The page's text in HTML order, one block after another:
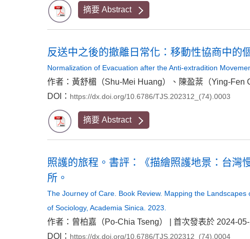
摘要 Abstract
反送中之後的撤離日常化：移動性協商中的
Normalization of Evacuation after the Anti-extradition
作者：黃舒楣（Shu-Mei Huang）、陳盈棻（Ying-
DOI： https://dx.doi.org/10.6786/TJS.202312_(74).0003
摘要 Abstract
照護的旅程。書評：《描繪照護地景：台灣
所。
The Journey of Care. Book Review. Mapping the
of Sociology, Academia Sinica. 2023.
作者：曾柏嘉（Po-Chia Tseng） | 首次發表於 2024-
DOI： https://dx.doi.org/10.6786/TJS.202312_(74).0004